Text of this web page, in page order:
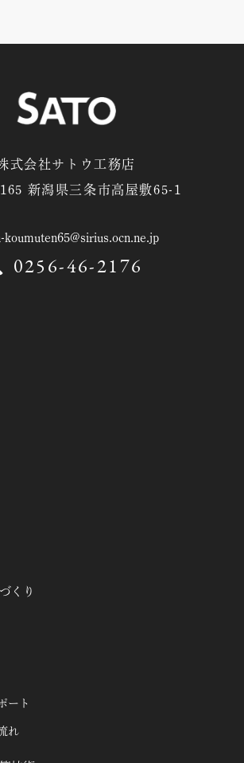
式会社サトウ工務店
新潟県三条市高屋敷65-1
koumuten65@sirius.ocn.ne.jp
0256-46-2176
くり
ート
れ